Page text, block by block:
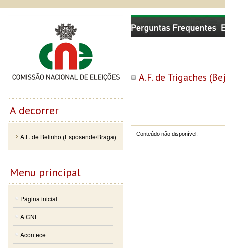
A.F. de Trigaches
Conteúdo não disponível.
Comissão Nacional de Eleições
A decorrer
A.F. de Belinho (Esposende/Braga)
Menu principal
Página inicial
A CNE
Acontece